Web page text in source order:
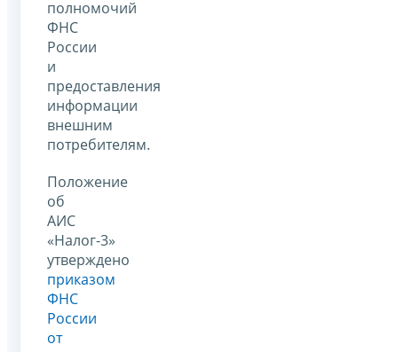
полномочий
ФНС
России
и
предоставления
информации
внешним
потребителям.
Положение
об
АИС
«Налог-3»
утверждено
приказом
ФНС
России
от